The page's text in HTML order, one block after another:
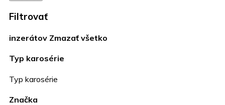
Filtrovať
inzerátov Zmazať všetko
Typ karosérie
Typ karosérie
Značka